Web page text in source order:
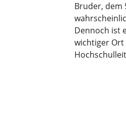
Bruder, dem
Dennoch ist
wichtiger Ort